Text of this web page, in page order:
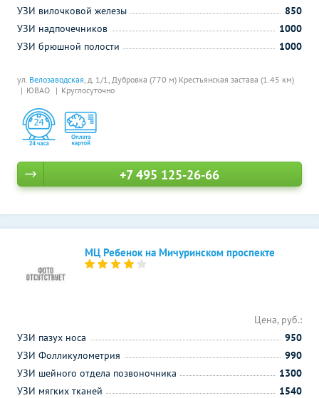
ул. Велозаводская, д. 1/1, Дубровка (770 м) Крестьянская застава (1.45 км)
ЮВАО
Круглосуточно
УЗИ вилочковой железы
850
УЗИ надпочечников
1000
УЗИ брюшной полости
1000
+7 495 125-26-66
МЦ Ребенок на Мичуринском проспекте
Цена, руб.:
УЗИ пазух носа
950
УЗИ Фолликулометрия
990
УЗИ шейного отдела позвоночника
1300
УЗИ мягких тканей
1540